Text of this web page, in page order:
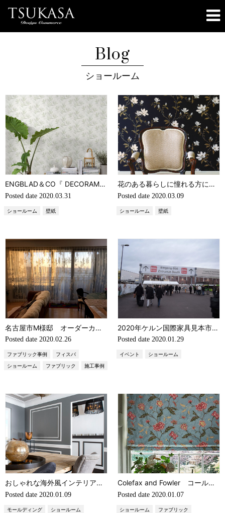
Blog
ショールーム
ENGBLAD＆CO『 DECORAMA EASYUP19』ナチュラルで素敵なインテリアになる壁紙
Posted date 2020.03.31
ショールーム 壁紙
花のある暮らしに憧れる方にオススメの花柄壁紙 「ALDERNEY」COLEFAX AND FAWLER
Posted date 2020.03.09
ショールーム 壁紙
名古屋市M様邸 オーダーカーテン施工事例（Fisba International collection PERGOLA）
Posted date 2020.02.26
ファブリック事例
フィスバ
ショールーム
ファブリック 施工事例
2020年ケルン国際家具見本市 フォトレポート
Posted date 2020.01.29
イベント ショールーム
おしゃれな海外風インテリアの決め手は「モールディング」にあり
Posted date 2020.01.09
モールディング
ショールーム
Colefax and Fowler コールファックスアンドファウラーの美しいブルーグレー
Posted date 2020.01.07
ショールーム ファブリック